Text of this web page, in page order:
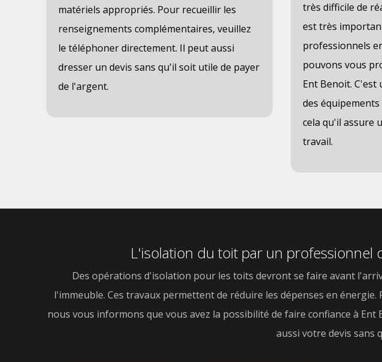
matériels appropriés. Pour recueillir les
renseignements complémentaires, veuillez
le téléphoner directement. Il peut aussi
dresser un devis sans qu'il soit utile de payer
de l'argent.
très difficile de
est très
professionnels
pouvons vous
Ent Benoit.
des
cela qu'il assure
travail.
L'isolation du toit par un professionnel
Des opérations d'isolation pour les toits devront se faire avant
l'immeuble. Ces travaux permettent de réduire les dépenses en
nous vous informons que vous avez la possibilité de faire confiance à
aussi votre devis sans